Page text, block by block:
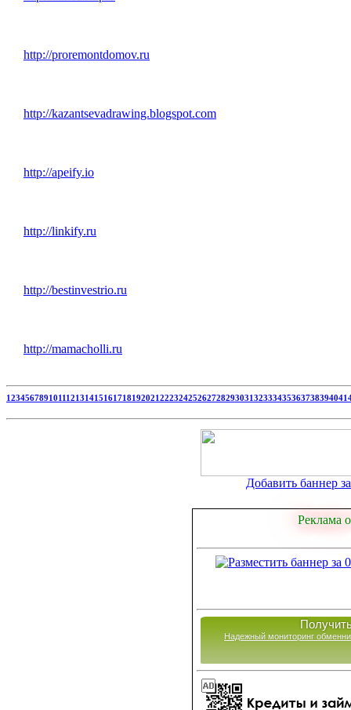
http://proremontdomov.ru
http://kazantsevadrawing.blogspot.com
http://apeify.io
http://linkify.ru
http://bestinvestrio.ru
http://mamacholli.ru
1234567891011121314151617181920212223242526272829303132333435363738394041
Добавить баннер
Реклама
Надежный мониторинг